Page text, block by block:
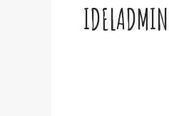
IDELADMIN